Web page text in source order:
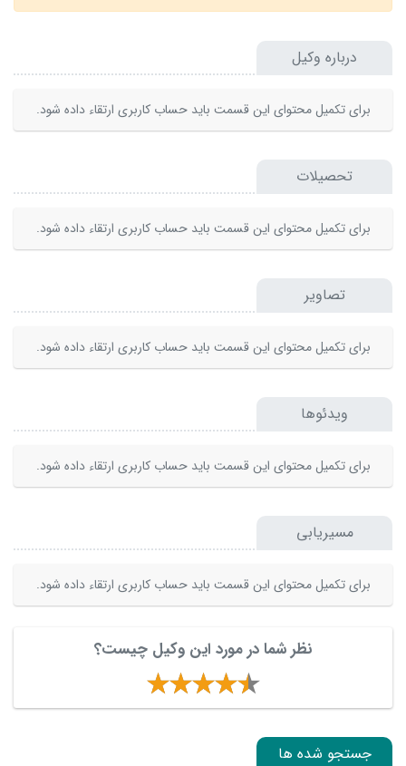
درباره وکیل
برای تکمیل محتوای این قسمت باید حساب کاربری ارتقاء داده شود.
تحصیلات
برای تکمیل محتوای این قسمت باید حساب کاربری ارتقاء داده شود.
تصاویر
برای تکمیل محتوای این قسمت باید حساب کاربری ارتقاء داده شود.
ویدئوها
برای تکمیل محتوای این قسمت باید حساب کاربری ارتقاء داده شود.
مسیریابی
برای تکمیل محتوای این قسمت باید حساب کاربری ارتقاء داده شود.
نظر شما در مورد این وکیل چیست؟
جستجو شده ها